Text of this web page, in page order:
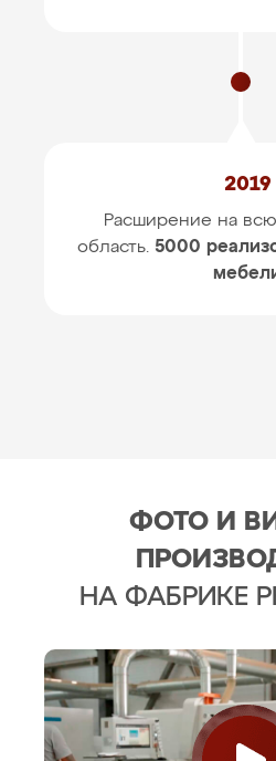
2019
Расширение на
область. 5000
ФОТО И
НА ФАБРИКЕ